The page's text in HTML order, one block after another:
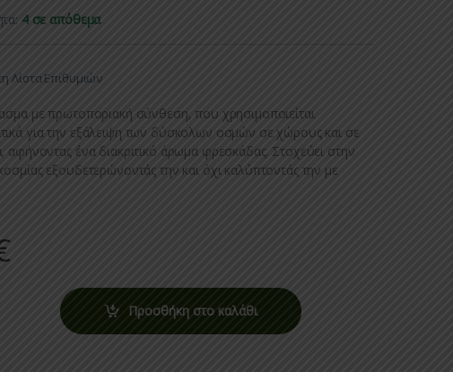
4 σε απόθεμα
Λίστα Επιθυμιών
με πρωτοποριακή σύνθεση, που χρησιμοποιείται
για την εξάλειψη των δύσκολων οσμών σε χώρους και σε
αφήνοντας ένα διακριτικό άρωμα φρεσκάδας. Στοχεύει στην
εξουδετερώνοντάς την και όχι καλύπτοντάς την με
Προσθήκη στο καλάθι